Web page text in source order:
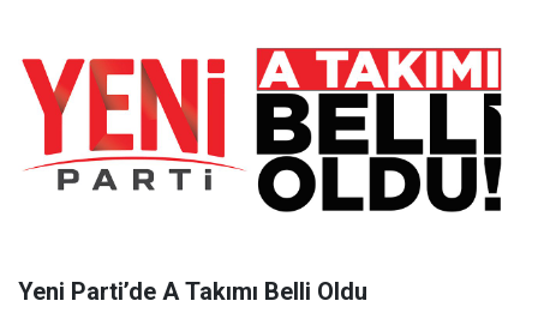
Yeni Parti’de A Takımı Belli Oldu